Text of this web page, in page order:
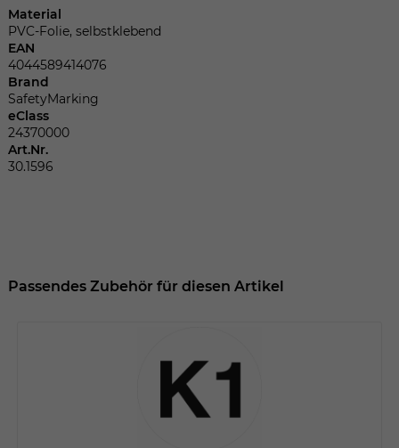
Material
PVC-Folie, selbstklebend
EAN
4044589414076
Brand
SafetyMarking
eClass
24370000
Art.Nr.
30.1596
Passendes Zubehör für diesen Artikel
zufällig generierte ID, für die historische
Name
Wir installiert sobald sich der Nutzer an